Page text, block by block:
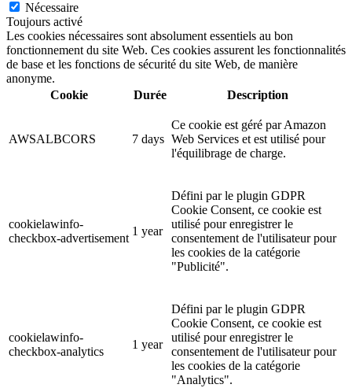
Nécessaire
Toujours activé
Les cookies nécessaires sont absolument essentiels au bon
fonctionnement du site Web. Ces cookies assurent les fonctionnalités
de base et les fonctions de sécurité du site Web, de manière
anonyme.
Cookie
Durée Description
AWSALBCORS 7 days
Ce cookie est géré par Amazon
Web Services et est utilisé pour
l'équilibrage de charge.
cookielawinfo-
checkbox-advertisement
1 year
Défini par le plugin GDPR
Cookie Consent, ce cookie est
utilisé pour enregistrer le
consentement de l'utilisateur pour
les cookies de la catégorie
"Publicité".
cookielawinfo-
checkbox-analytics
1 year
Défini par le plugin GDPR
Cookie Consent, ce cookie est
utilisé pour enregistrer le
consentement de l'utilisateur pour
les cookies de la catégorie
"Analytics".